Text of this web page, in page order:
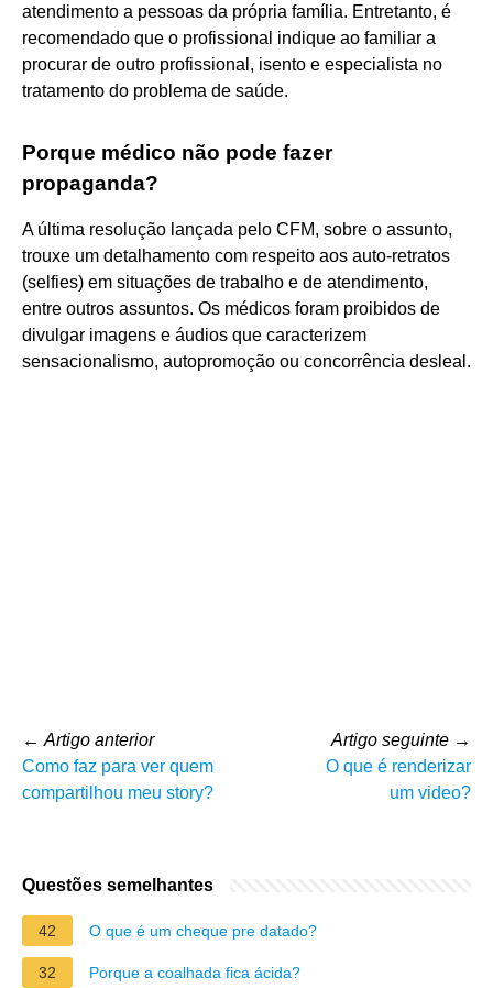
atendimento a pessoas da própria família. Entretanto, é
recomendado que o profissional indique ao familiar a
procurar de outro profissional, isento e especialista no
tratamento do problema de saúde.
Porque médico não pode fazer
propaganda?
A última resolução lançada pelo CFM, sobre o assunto,
trouxe um detalhamento com respeito aos auto-retratos
(selfies) em situações de trabalho e de atendimento,
entre outros assuntos. Os médicos foram proibidos de
divulgar imagens e áudios que caracterizem
sensacionalismo, autopromoção ou concorrência desleal.
← Artigo anterior
Como faz para ver quem
compartilhou meu story?
Artigo seguinte →
O que é renderizar
um video?
Questões semelhantes
42 O que é um cheque pre datado?
32 Porque a coalhada fica ácida?